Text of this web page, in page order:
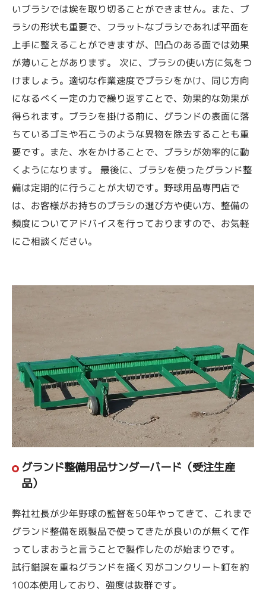
いブラシでは埃を取り切ることができません。また、ブ
ラシの形状も重要で、フラットなブラシであれば平面を
上手に整えることができますが、凹凸のある面では効果
が薄いことがあります。 次に、ブラシの使い方に気をつ
けましょう。適切な作業速度でブラシをかけ、同じ方向
になるべく一定の力で繰り返すことで、効果的な効果が
得られます。ブラシを掛ける前に、グランドの表面に落
ちているゴミや石こうのような異物を除去することも重
要です。また、水をかけることで、ブラシが効率的に動
くようになります。 最後に、ブラシを使ったグランド整
備は定期的に行うことが大切です。野球用品専門店で
は、お客様がお持ちのブラシの選び方や使い方、整備の
頻度についてアドバイスを行っておりますので、お気軽
にご相談ください。
グランド整備用品サンダーバード（受注生産
品）
弊社社長が少年野球の監督を50年やってきて、これまで
グランド整備を既製品で使ってきたが良いのが無くて作
ってしまおうと言うことで製作したのが始まりです。
試行錯誤を重ねグランドを掻く刃がコンクリート釘を約
100本使用しており、強度は抜群です。